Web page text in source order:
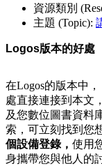
資源類別
主題 (Topic):
Logos版本的好處
在Logos的版本中
處直接連接到本文
及您數位圖書資料
索，可立刻找到您
個設備登錄， 使用
身攜帶您與他人的